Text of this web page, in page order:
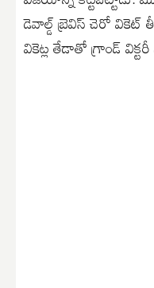
డెవాల్డ్ బ్రెవిస్ చెరో వికెట్
వికెట్ల తేడాతో గ్రాండ్